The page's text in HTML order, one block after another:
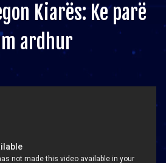
Kiarës: Ke parë
ardhur